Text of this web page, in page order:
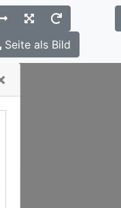
Seite als Bild